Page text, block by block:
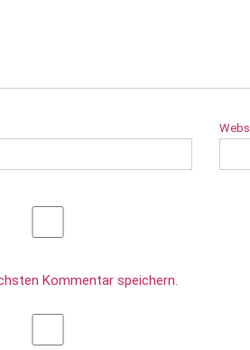
Kommentar speichern.